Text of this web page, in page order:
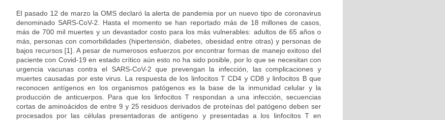
El pasado 12 de marzo la OMS declaró la alerta de pandemia por un nuevo tipo de coronavirus
denominado SARS-CoV-2. Hasta el momento se han reportado más de 18 millones de casos,
más de 700 mil muertes y un devastador costo para los más vulnerables: adultos de 65 años o
más, personas con comorbilidades (hipertensión, diabetes, obesidad entre otras) y personas de
bajos recursos [1]. A pesar de numerosos esfuerzos por encontrar formas de manejo exitoso del
paciente con Covid-19 en estado crítico aún esto no ha sido posible, por lo que se necesitan con
urgencia vacunas contra el SARS-CoV-2 que prevengan la infección, las complicaciones y
muertes causadas por este virus. La respuesta de los linfocitos T CD4 y CD8 y linfocitos B que
reconocen antígenos en los organismos patógenos es la base de la inmunidad celular y la
producción de anticuerpos. Para que los linfocitos T respondan a una infección, secuencias
cortas de aminoácidos de entre 9 y 25 residuos derivados de proteínas del patógeno deben ser
procesados por las células presentadoras de antígeno y presentadas a los linfocitos T en